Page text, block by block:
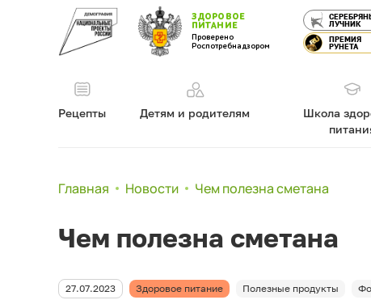
ЗДОРОВОЕ
ПИТАНИЕ
Проверено
Роспотребнадзором
ЛУЧНИК
ПРЕМИЯ
РУНЕТА
Рецепты Детям и родителям
Школа
Главная Новости Чем полезна сметана
Чем полезна сметана
27.07.2023 Здоровое питание Полезные продукты